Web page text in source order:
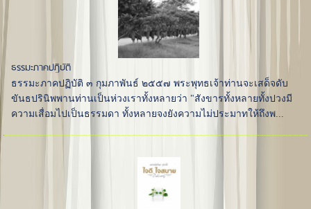
ธรรมะภาคปฏิบัติ
ธรรมะภาคปฏิบัติ ๓ กุมภาพันธ์ ๒๕๕๗ พระพุทธเจ้าท่านจะเสด็จดับ
ขันธปรินิพพานท่านเป็นห่วงเราทั้งหลายว่า "สังขารทั้งหลายทั้งปวงมี
ความเสื่อมไปเป็นธรรมดา ทั้งหลายจงยังความไม่ประมาทให้ถึงพ...